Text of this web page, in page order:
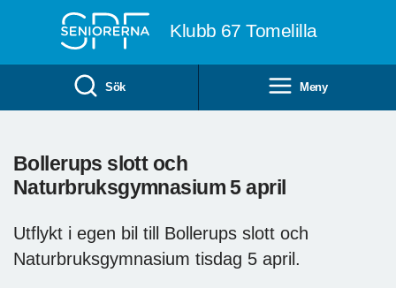
Klubb 67 Tomelilla
Sök Meny
Bollerups slott och
Naturbruksgymnasium 5 april
Utflykt i egen bil till Bollerups slott och
Naturbruksgymnasium tisdag 5 april.